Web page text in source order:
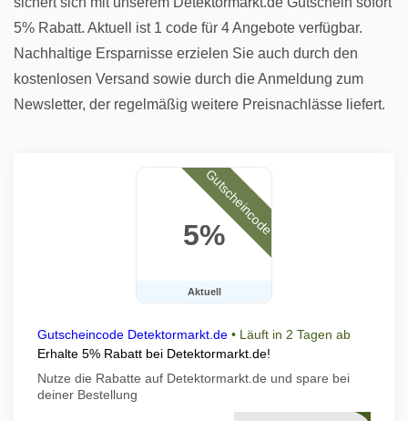
5% Rabatt. Aktuell ist 1 code für 4 Angebote verfügbar.
Nachhaltige Ersparnisse erzielen Sie auch durch den
kostenlosen Versand sowie durch die Anmeldung zum
Newsletter, der regelmäßig weitere Preisnachlässe liefert.
5%
Aktuell
Gutscheincode
Gutscheincode Detektormarkt.de • Läuft in 2 Tagen ab
Erhalte 5% Rabatt bei Detektormarkt.de!
Nutze die Rabatte auf Detektormarkt.de und spare bei
deiner Bestellung